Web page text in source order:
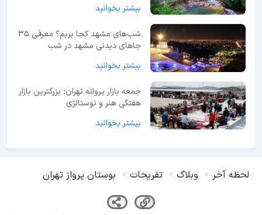
بیشتر بخوانید
شب‌های مشهد کجا بریم؟ معرفی 35
جاهای دیدنی مشهد در شب
بیشتر بخوانید
جمعه بازار پروانه تهران؛ بزرگترین بازار
هفتگی هنر و نوستالژی
بیشتر بخوانید
لحظه آخر وبلاگ تفریحات بوستان پرواز تهران